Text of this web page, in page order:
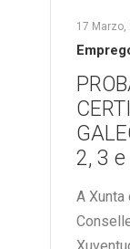
17 Marzo,
2, 3
A Xunta